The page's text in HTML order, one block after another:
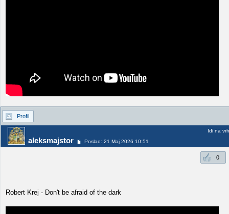
Profil
aleksmajstor Poslao: 21 Maj 2026 10:51
Idi na vrh
0
Robert Krej - Don't be afraid of the dark